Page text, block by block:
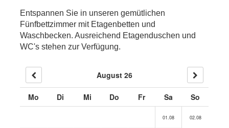
Entspannen Sie in unseren gemütlichen
Fünfbettzimmer mit Etagenbetten und
Waschbecken. Ausreichend Etagenduschen und
WC's stehen zur Verfügung.
August 26
Mo Di Mi Do Fr Sa So
01.08 02.08